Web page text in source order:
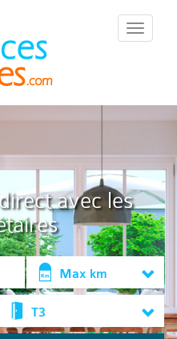
::Menu::
avec les
Max km
T3